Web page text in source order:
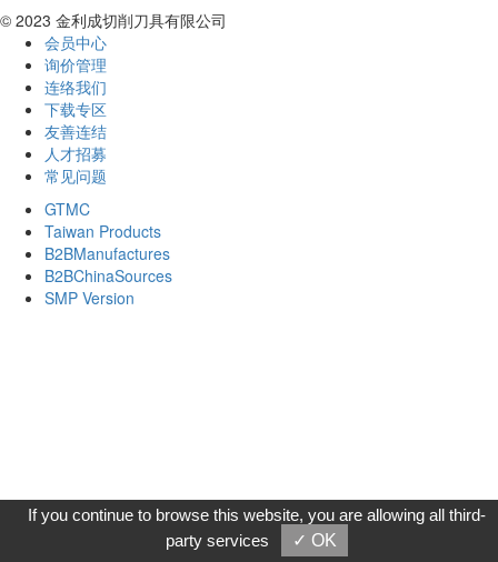
© 2023 金利成切削刀具有限公司
会员中心
询价管理
连络我们
下载专区
友善连结
人才招募
常见问题
GTMC
Taiwan Products
B2BManufactures
B2BChinaSources
SMP Version
If you continue to browse this website, you are allowing all third-
party services
✓ OK